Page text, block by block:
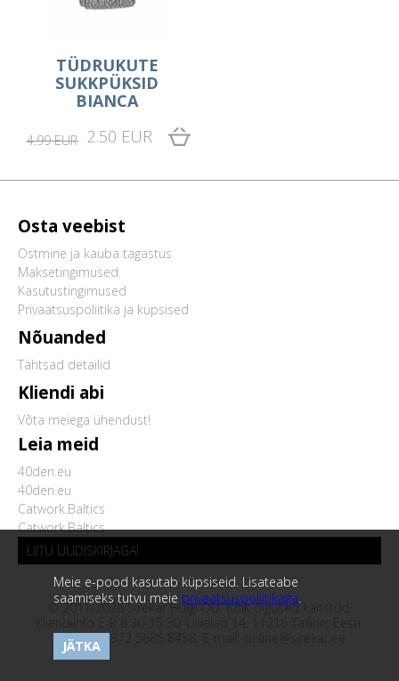
Meie e-pood kasutab küpsiseid. Lisateabe
saamiseks tutvu meie privaatsuspoliitikaga.
JÄTKA
TÜDRUKUTE
SUKKPÜKSID
BIANCA
4.99 EUR 2.50 EUR
Osta veebist
Ostmine ja kauba tagastus
Maksetingimused
Kasutustingimused
Privaatsuspoliitika ja küpsised
Nõuanded
Tähtsad detailid
Kliendi abi
Võta meiega ühendust!
Leia meid
40den.eu
40den.eu
Catwork.Baltics
Catwork.Baltics
LIITU UUDISKIRJAGA!
© 2011-2026 Sirekar Hulgi OÜ. Kõik õigused kaitstud.
Telefon:+372 5685 8458